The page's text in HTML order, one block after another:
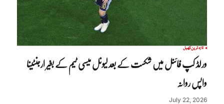
تازہ ترینکھیل
ورلڈ کپ فائنل میں شکست کے بعد لیونل میسی ٹیم کے بغیر ارجنٹینا
واپس روانہ
July 22, 2026